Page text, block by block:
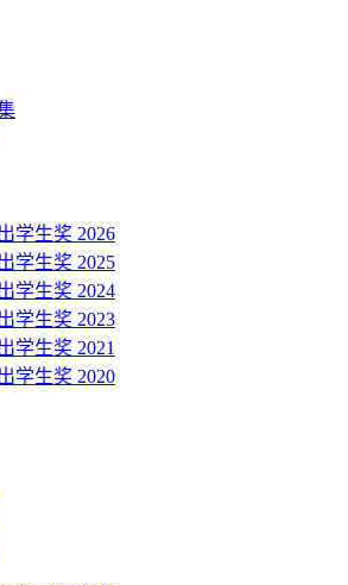
学生奖 2026
学生奖 2025
学生奖 2024
学生奖 2023
学生奖 2021
学生奖 2020